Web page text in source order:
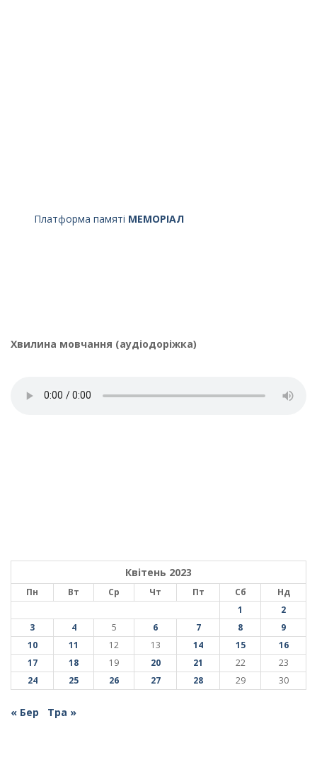
Платформа памяті МЕМОРІАЛ
Хвилина мовчання (аудіодоріжка)
Квітень 2023
Пн Вт Ср Чт Пт Сб
Нд
1
2
3
4 5 6 7 8
9
10
11 12 13 14 15
16
17
18 19 20 21 22
23
24
25 26 27 28 29 30
« Бер Тра »